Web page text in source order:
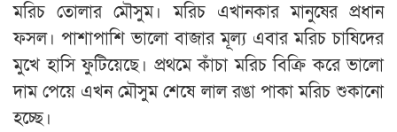
মরিচ তোলার মৌসুম। মরিচ এখানকার মানুষের প্রধান
ফসল। পাশাপাশি ভালো বাজার মূল্য এবার মরিচ চাষিদের
মুখে হাসি ফুটিয়েছে। প্রথমে কাঁচা মরিচ বিক্রি করে ভালো
দাম পেয়ে এখন মৌসুম শেষে লাল রঙা পাকা মরিচ শুকানো
হচ্ছে।